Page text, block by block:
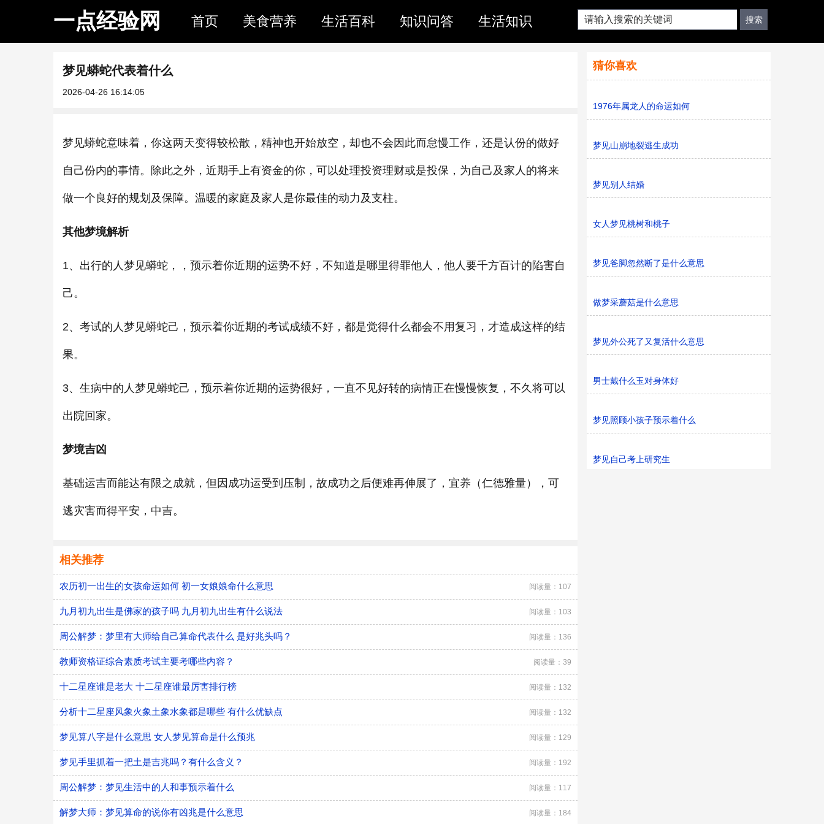
一点经验网 首页 美食营养 生活百科 知识问答 生活知识
梦见蟒蛇代表着什么
2026-04-26 16:14:05
梦见蟒蛇意味着，你这两天变得较松散，精神也开始放空，却也不会因此而怠慢工作，还是认份的做好
自己份内的事情。除此之外，近期手上有资金的你，可以处理投资理财或是投保，为自己及家人的将来
做一个良好的规划及保障。温暖的家庭及家人是你最佳的动力及支柱。
其他梦境解析
1、出行的人梦见蟒蛇，，预示着你近期的运势不好，不知道是哪里得罪他人，他人要千方百计的陷害自
己。
2、考试的人梦见蟒蛇己，预示着你近期的考试成绩不好，都是觉得什么都会不用复习，才造成这样的结
果。
3、生病中的人梦见蟒蛇己，预示着你近期的运势很好，一直不见好转的病情正在慢慢恢复，不久将可以
出院回家。
梦境吉凶
基础运吉而能达有限之成就，但因成功运受到压制，故成功之后便难再伸展了，宜养（仁德雅量），可
逃灾害而得平安，中吉。
相关推荐
农历初一出生的女孩命运如何 初一女娘娘命什么意思 阅读量：107
九月初九出生是佛家的孩子吗 九月初九出生有什么说法 阅读量：103
周公解梦：梦里有大师给自己算命代表什么 是好兆头吗？ 阅读量：136
教师资格证综合素质考试主要考哪些内容？ 阅读量：39
十二星座谁是老大 十二星座谁最厉害排行榜 阅读量：132
分析十二星座风象火象土象水象都是哪些 有什么优缺点 阅读量：132
梦见算八字是什么意思 女人梦见算命是什么预兆 阅读量：129
梦见手里抓着一把土是吉兆吗？有什么含义？ 阅读量：192
周公解梦：梦见生活中的人和事预示着什么 阅读量：117
解梦大师：梦见算命的说你有凶兆是什么意思 阅读量：184
猜你喜欢
1976年属龙人的命运如何
梦见山崩地裂逃生成功
梦见别人结婚
女人梦见桃树和桃子
梦见爸脚忽然断了是什么意思
做梦采蘑菇是什么意思
梦见外公死了又复活什么意思
男士戴什么玉对身体好
梦见照顾小孩子预示着什么
梦见自己考上研究生